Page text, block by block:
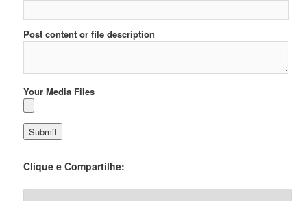
Post content or file description
Your Media Files
Clique e Compartilhe: